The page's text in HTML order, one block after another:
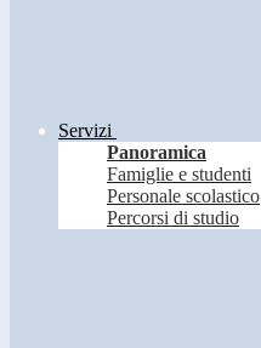
Servizi
Panoramica
Famiglie e studenti
Personale scolastico
Percorsi di studio